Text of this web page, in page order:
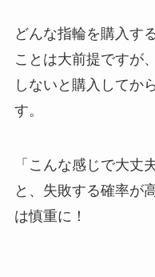
どんな指輪を購入す
ことは大前提ですが
しないと購入してか
す。
「こんな感じで大丈
と、失敗する確率が
は慎重に！